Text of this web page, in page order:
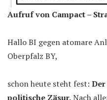
Aufruf von Campact –
Hallo BI gegen atomare
Oberpfalz BY,
schon heute steht fest:
politische Zäsur.Nach